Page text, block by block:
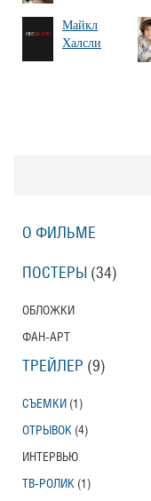
Майкл
Халсли
О ФИЛЬМЕ
ПОСТЕРЫ (34)
ОБЛОЖКИ
ФАН-АРТ
ТРЕЙЛЕР (9)
СЪЕМКИ (1)
ОТРЫВОК (4)
ИНТЕРВЬЮ
ТВ-РОЛИК (1)